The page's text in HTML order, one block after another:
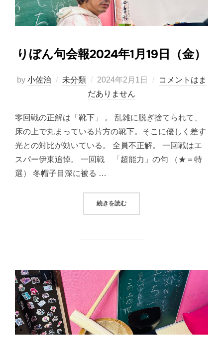
りぼん句会報2024年1月19日（金）
by 小佐治 未分類
投
稿
2024年2月1日
コメントはま
だありません
零回戦の正解は「靴下」 。 乱雑に脱ぎ捨てられて、
床の上で丸まっている片方の靴下。そこに優しく差す
光との対比が効いている。 全員不正解。 一回戦はエ
スパー伊東追悼。 一回戦 「超能力」の句 （★＝特
選） 冬帽子目深に被る …
続きを読む“りぼん句会報2024年1月19日（金